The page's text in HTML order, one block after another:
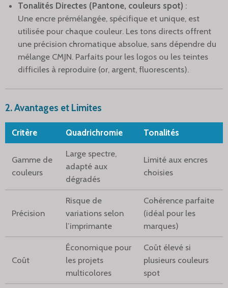
Tonalités Directes (Pantone, couleurs spot) :
Une encre prémélangée, spécifique et unique, est
utilisée pour chaque couleur. Les tons directs offrent
une précision chromatique absolue, sans dépendre du
mélange CMJN. Parfaits pour les logos ou les teintes
difficiles à reproduire (or, argent, fluorescents).
2. Avantages et Limites
Critère Quadrichromie Tonalités
Gamme de
couleurs
Large spectre,
adapté aux
dégradés
Limité aux encres
choisies
Précision
Risque de
variations selon
l’imprimante
Cohérence parfaite
(idéal pour les
marques)
Coût
Économique pour
les projets
multicolores
Coût élevé si
plusieurs couleurs
spot